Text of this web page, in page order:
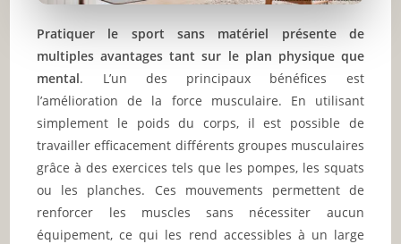
Pratiquer le sport sans matériel présente de
multiples avantages tant sur le plan physique que
mental. L’un des principaux bénéfices est
l’amélioration de la force musculaire. En utilisant
simplement le poids du corps, il est possible de
travailler efficacement différents groupes musculaires
grâce à des exercices tels que les pompes, les squats
ou les planches. Ces mouvements permettent de
renforcer les muscles sans nécessiter aucun
équipement, ce qui les rend accessibles à un large